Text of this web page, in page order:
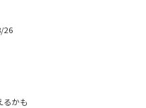
26
るかも